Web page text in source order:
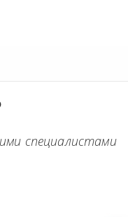
специалистами